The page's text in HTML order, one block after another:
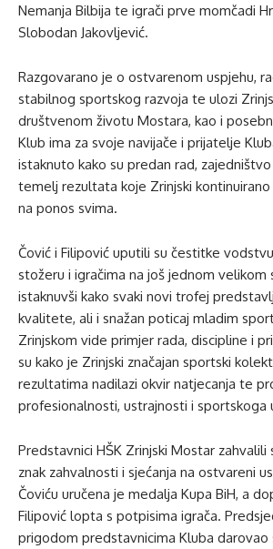
Nemanja Bilbija te igrači prve momčadi
Slobodan Jakovljević.
Razgovarano je o ostvarenom uspjehu,
stabilnog sportskog razvoja te ulozi
društvenom životu Mostara, kao i
Klub ima za svoje navijače i prijatelje
istaknuto kako su predan rad,
temelj rezultata koje Zrinjski
na ponos svima.
Čović i Filipović uputili su čestitke
stožeru i igračima na još jednom velikom
istaknuvši kako svaki novi trofej
kvalitete, ali i snažan poticaj mladim
Zrinjskom vide primjer rada, discipline i
su kako je Zrinjski značajan sportski
rezultatima nadilazi okvir natjecanja te
profesionalnosti, ustrajnosti i sportskoga
Predstavnici HŠK Zrinjski Mostar zahvalili
znak zahvalnosti i sjećanja na ostvareni
Čoviću uručena je medalja Kupa BiH, a
Filipović lopta s potpisima igrača.
prigodom predstavnicima Kluba darovao